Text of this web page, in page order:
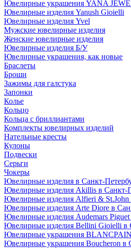
Ювелирные украшения YANA
Ювелирные изделия Yanush Gioielli
Ювелирные изделия Yvel
Мужские ювелирные изделия
Женские ювелирные изделия
Ювелирные изделия Б/У
Ювелирные украшения, как новые
Браслеты
Броши
Зажимы для галстука
Запонки
Колье
Кольцо
Кольца с бриллиантами
Комплекты ювелирных изделий
Нательные кресты
Кулоны
Подвески
Серьги
Чокеры
Ювелирные изделия в Санкт-
Ювелирные изделия Akillis в Санкт-
Ювелирные изделия Alfieri & St.John
Ювелирные изделия Arte Diore в
Ювелирные изделия Audemars
Ювелирные изделия Bellini Gioielli в
Ювелирные украшения BLANCPAIN
Ювелирные украшения Boucheron в